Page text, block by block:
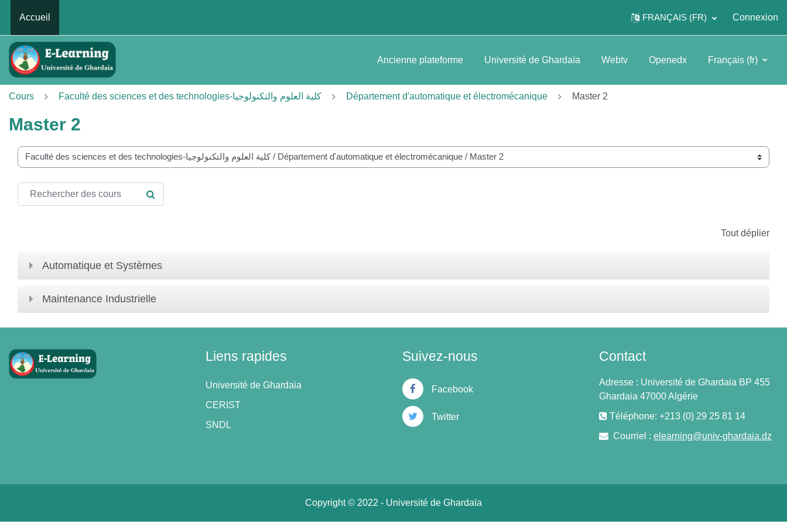
Accueil
FRANÇAIS ‎(FR)‎ Connexion
Ancienne plateforme Université de Ghardaïa Webtv Openedx Français ‎(fr)‎
Cours Faculté des sciences et des technologies-كلية العلوم والتكنولوجيا Département d'automatique et électromécanique Master 2
Master 2
de cours
Rechercher des cours
RECHERCHER DES COURS
Tout déplier
Automatique et Systèmes
Maintenance Industrielle
Liens rapides
Université de Ghardaia
CERIST
SNDL
Suivez-nous
Facebook
Twitter
Contact
Adresse : Université de Ghardaia BP 455
Ghardaia 47000 Algérie
Téléphone: +213 (0) 29 25 81 14
Courriel : elearning@univ-ghardaia.dz
Copyright © 2022 - Université de Ghardaïa